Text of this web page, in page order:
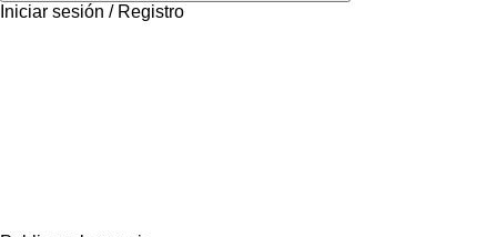
Iniciar sesión / Registro